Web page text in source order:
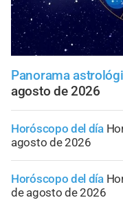
Panorama
agosto de 2026
Horóscopo del día
agosto de 2026
Horóscopo del día
de agosto de 2026